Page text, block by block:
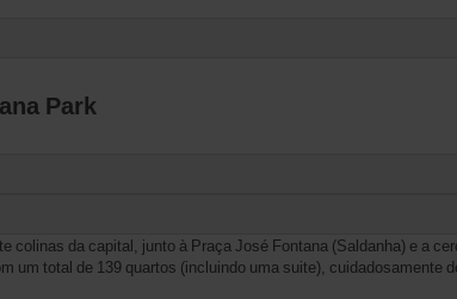
Park
colinas da capital, junto à Praça José Fontana (Saldanha) e a
um total de 139 quartos (incluindo uma suite), cuidadosamente